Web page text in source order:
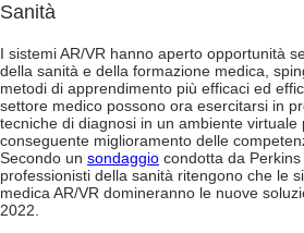
Sanità
I sistemi AR/VR hanno aperto opportunità
della sanità e della formazione medica,
metodi di apprendimento più efficaci ed
settore medico possono ora esercitarsi in
tecniche di diagnosi in un ambiente virtuale
conseguente miglioramento delle
Secondo un sondaggio condotta da
professionisti della sanità ritengono che le
medica AR/VR domineranno le nuove
2022.